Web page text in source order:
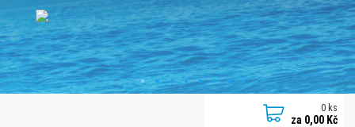
0 ks
za 0,00 Kč